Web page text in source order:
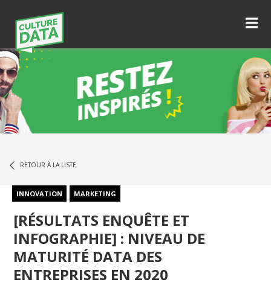
RETOUR À LA LISTE
INNOVATION MARKETING
[RÉSULTATS ENQUÊTE ET
INFOGRAPHIE] : NIVEAU DE
MATURITÉ DATA DES
ENTREPRISES EN 2020